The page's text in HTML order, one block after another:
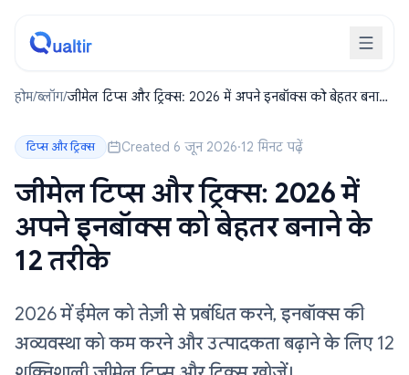
होम/ब्लॉग/जीमेल टिप्स और ट्रिक्स: 2026 में अपने इनबॉक्स को बेहतर बनाने
टिप्स और ट्रिक्स Created 6 जून 2026·12 मिनट पढ़ें
जीमेल टिप्स और ट्रिक्स: 2026 में
अपने इनबॉक्स को बेहतर बनाने के
12 तरीके
2026 में ईमेल को तेज़ी से प्रबंधित करने, इनबॉक्स की
अव्यवस्था को कम करने और उत्पादकता बढ़ाने के लिए 12